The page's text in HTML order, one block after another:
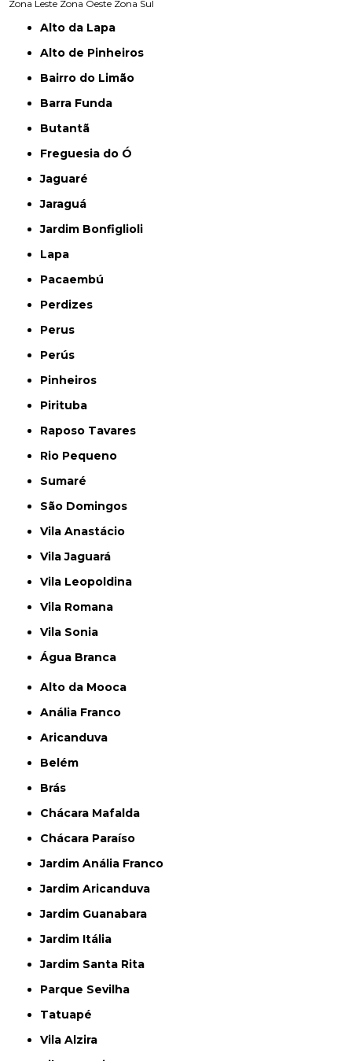
Zona Leste Zona Oeste Zona Sul
Alto da Lapa
Alto de Pinheiros
Bairro do Limão
Barra Funda
Butantã
Freguesia do Ó
Jaguaré
Jaraguá
Jardim Bonfiglioli
Lapa
Pacaembú
Perdizes
Perus
Perús
Pinheiros
Pirituba
Raposo Tavares
Rio Pequeno
Sumaré
São Domingos
Vila Anastácio
Vila Jaguará
Vila Leopoldina
Vila Romana
Vila Sonia
Água Branca
Alto da Mooca
Anália Franco
Aricanduva
Belém
Brás
Chácara Mafalda
Chácara Paraíso
Jardim Anália Franco
Jardim Aricanduva
Jardim Guanabara
Jardim Itália
Jardim Santa Rita
Parque Sevilha
Tatuapé
Vila Alzira